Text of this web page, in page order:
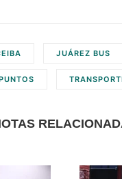
JUÁREZ BUS